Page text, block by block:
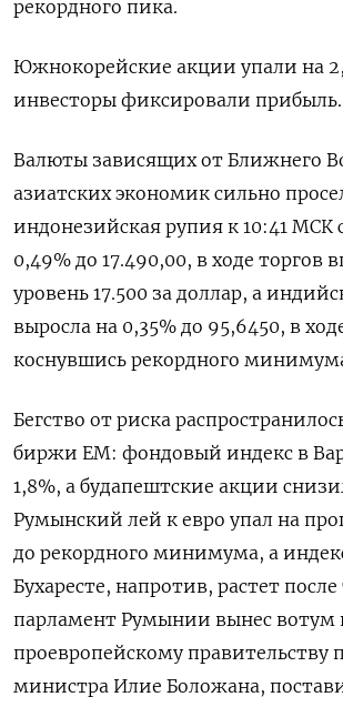
рекордного пика.
Южнокорейские акции упали на
инвесторы фиксировали прибыль.
Валюты ​зависящих от Ближнего
азиатских экономик сильно
индонезийская рупия к 10:41 МСК
0,49% до 17.490,00, в ходе ​торгов
уровень 17.500 за доллар, а
выросла на 0,35% до 95,6450, в
коснувшись рекордного
Бегство от риска
биржи EM: фондовый индекс в
1,8%, а будапештские акции
Румынский лей к евро упал на
до рекордного минимума, а
Бухаресте, напротив, растет после
парламент Румынии вынес вотум
проевропейскому правительству
министра Илие Боложана,